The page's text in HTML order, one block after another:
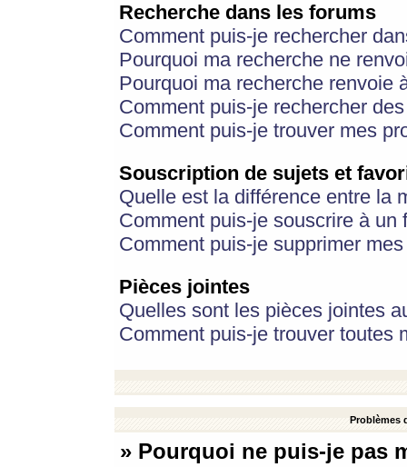
Recherche dans les forums
Comment puis-je rechercher
Pourquoi ma recherche ne
Pourquoi ma recherche renvoie
Comment puis-je rechercher
Comment puis-je trouver mes
Souscription de sujets et
Quelle est la différence entre la
Comment puis-je souscrire à
Comment puis-je supprimer
Pièces jointes
Quelles sont les pièces jointes
Comment puis-je trouver toutes
Problèmes
» Pourquoi ne puis-je pas